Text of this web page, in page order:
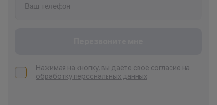
Нажимая на кнопку, вы даёте своё согласие на
обработку персональных данных